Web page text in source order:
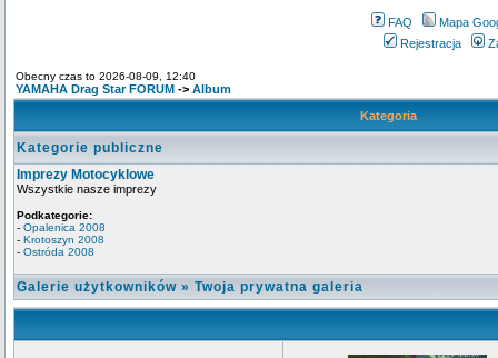
FAQ
Mapa
Rejestracja
Obecny czas to 2026-08-09, 12:40
YAMAHA Drag Star FORUM -> Album
Kategoria
Kategorie publiczne
Imprezy Motocyklowe
Wszystkie nasze imprezy
Podkategorie:
- Opalenica 2008
- Krotoszyn 2008
- Ostróda 2008
Galerie użytkowników » Twoja prywatna galeria